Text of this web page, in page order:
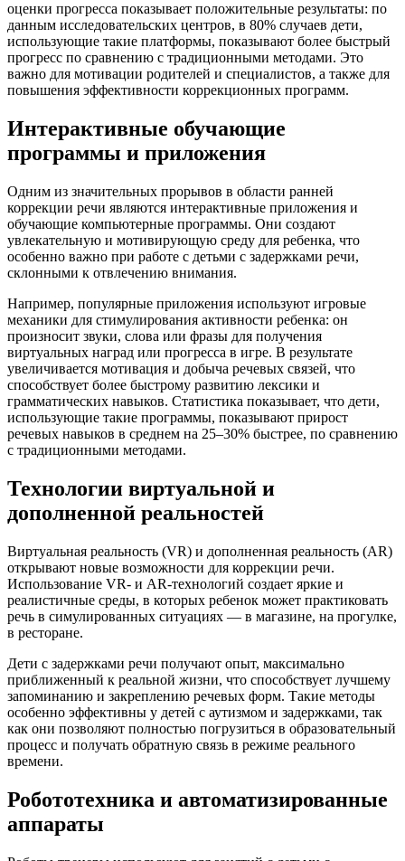
оценки прогресса показывает положительные результаты: по
данным исследовательских центров, в 80% случаев дети,
использующие такие платформы, показывают более быстрый
прогресс по сравнению с традиционными методами. Это
важно для мотивации родителей и специалистов, а также для
повышения эффективности коррекционных программ.
Интерактивные обучающие
программы и приложения
Одним из значительных прорывов в области ранней
коррекции речи являются интерактивные приложения и
обучающие компьютерные программы. Они создают
увлекательную и мотивирующую среду для ребенка, что
особенно важно при работе с детьми с задержками речи,
склонными к отвлечению внимания.
Например, популярные приложения используют игровые
механики для стимулирования активности ребенка: он
произносит звуки, слова или фразы для получения
виртуальных наград или прогресса в игре. В результате
увеличивается мотивация и добыча речевых связей, что
способствует более быстрому развитию лексики и
грамматических навыков. Статистика показывает, что дети,
использующие такие программы, показывают прирост
речевых навыков в среднем на 25–30% быстрее, по сравнению
с традиционными методами.
Технологии виртуальной и
дополненной реальностей
Виртуальная реальность (VR) и дополненная реальность (AR)
открывают новые возможности для коррекции речи.
Использование VR- и AR-технологий создает яркие и
реалистичные среды, в которых ребенок может практиковать
речь в симулированных ситуациях — в магазине, на прогулке,
в ресторане.
Дети с задержками речи получают опыт, максимально
приближенный к реальной жизни, что способствует лучшему
запоминанию и закреплению речевых форм. Такие методы
особенно эффективны у детей с аутизмом и задержками, так
как они позволяют полностью погрузиться в образовательный
процесс и получать обратную связь в режиме реального
времени.
Робототехника и автоматизированные
аппараты